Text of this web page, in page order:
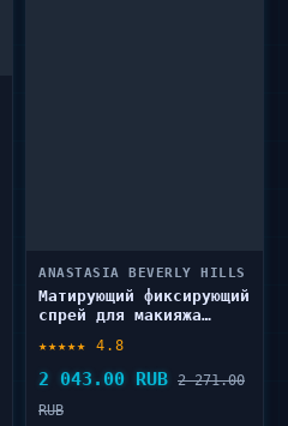
ANASTASIA BEVERLY HILLS
Матирующий фиксирующий
спрей для макияжа
HILLS Impeccable matte
blurring setting spray
★★★★★ 4.8
2 043.00 RUB 2 271.00
RUB